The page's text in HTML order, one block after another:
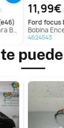
(E46)
11,99€
ford focus
Bobina Encendido
4624543